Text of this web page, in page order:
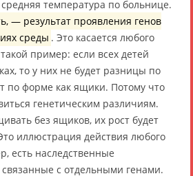
температура по больнице.
— результат проявления генов
среды . Это касается любого
пример: если всех детей
то у них не будет разницы по
по форме как ящики. Потому что
генетическим различиям.
без ящиков, их рост будет
иллюстрация действия любого
есть наследственные
связанные с отдельными генами.